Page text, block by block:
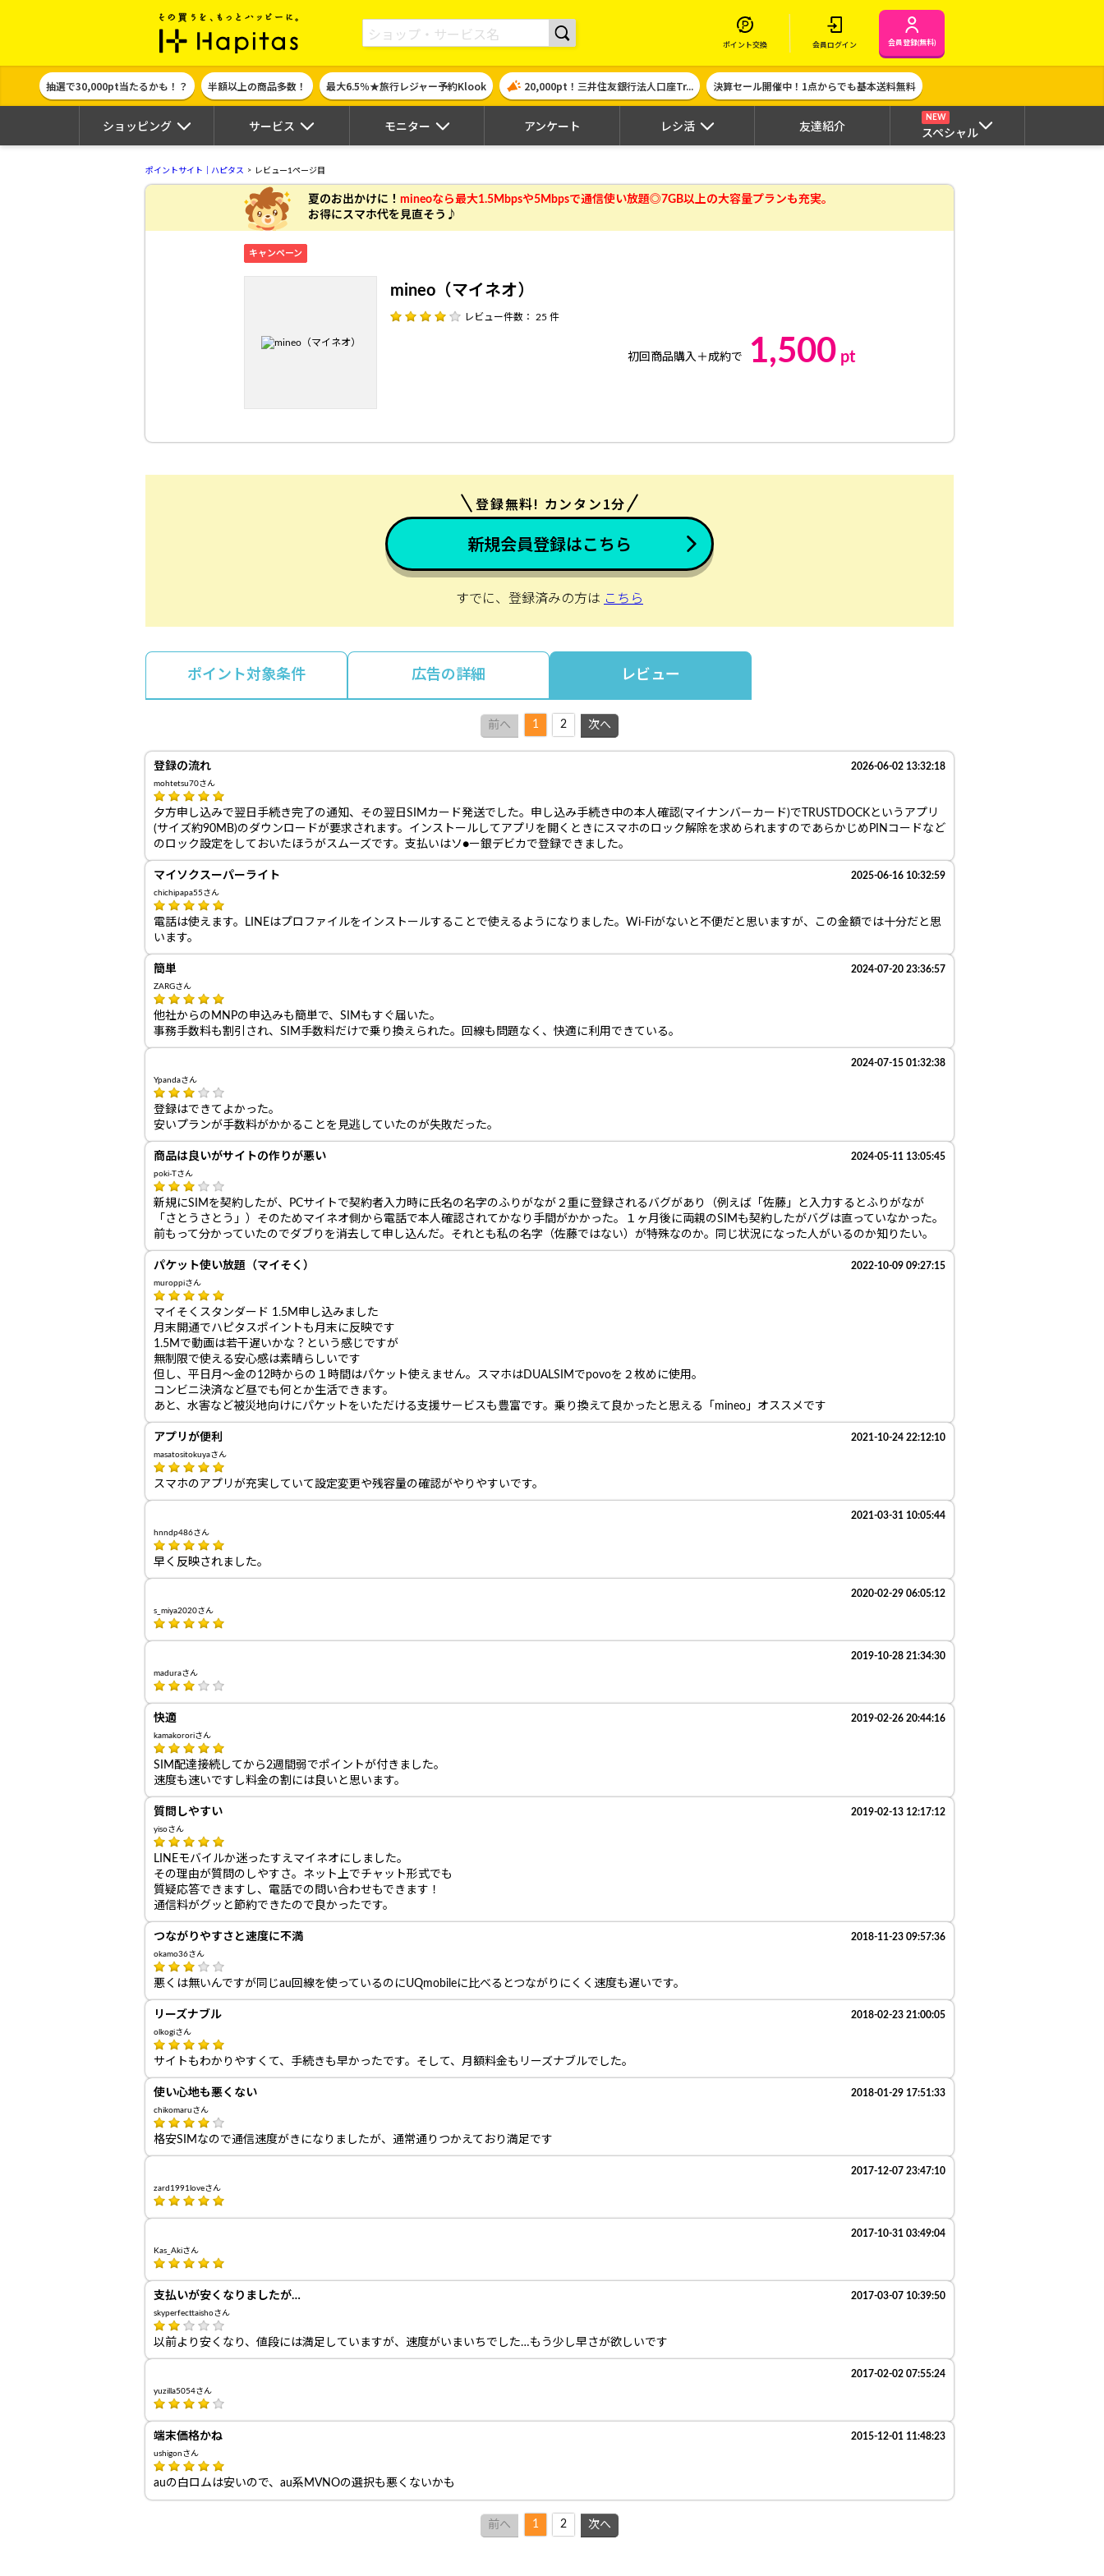
ポイント貯めて現金やギフト券に交換できるポイントサイト | ハピタス
ポイント交換 会員ログイン 会員登録(無料)
抽選で30,000pt当たるかも！？ 半額以上の商品多数！ 最大6.5％★旅行レジャー予約Klook 20,000pt！三井住友銀行法人口座Tr... 決算セール開催中！1点からでも基本送料無料
ショッピング サービス モニター アンケート レシ活 友達紹介
NEW
スペシャル
ポイントサイト｜ハピタス レビュー1ページ目
夏のお出かけに！ mineoなら最大1.5Mbpsや5Mbpsで通信使い放題◎7GB以上の大容量プランも充実。
お得にスマホ代を見直そう♪
キャンペーン
mineo（マイネオ）
レビュー件数： 25 件
初回商品購入＋成約で 1,500 pt
登録無料! カンタン1分
新規会員登録はこちら
すでに、登録済みの方は こちら
ポイント対象条件 広告の詳細 レビュー
前へ 1 2 次へ
登録の流れ 2026-06-02 13:32:18
mohtetsu70さん
夕方申し込みで翌日手続き完了の通知、その翌日SIMカード発送でした。申し込み手続き中の本人確認(マイナンバーカード)でTRUSTDOCKというアプリ
(サイズ約90MB)のダウンロードが要求されます。インストールしてアプリを開くときにスマホのロック解除を求められますのであらかじめPINコードなど
のロック設定をしておいたほうがスムーズです。支払いはソ●ー銀デビカで登録できました。
マイソクスーパーライト 2025-06-16 10:32:59
chichipapa55さん
電話は使えます。LINEはプロファイルをインストールすることで使えるようになりました。Wi-Fiがないと不便だと思いますが、この金額では十分だと思
います。
簡単 2024-07-20 23:36:57
ZARGさん
他社からのMNPの申込みも簡単で、SIMもすぐ届いた。
事務手数料も割引され、SIM手数料だけで乗り換えられた。回線も問題なく、快適に利用できている。
2024-07-15 01:32:38
Ypandaさん
登録はできてよかった。
安いプランが手数料がかかることを見逃していたのが失敗だった。
商品は良いがサイトの作りが悪い 2024-05-11 13:05:45
poki-Tさん
新規にSIMを契約したが、PCサイトで契約者入力時に氏名の名字のふりがなが２重に登録されるバグがあり（例えば「佐藤」と入力するとふりがなが
「さとうさとう」）そのためマイネオ側から電話で本人確認されてかなり手間がかかった。１ヶ月後に両親のSIMも契約したがバグは直っていなかった。
前もって分かっていたのでダブりを消去して申し込んだ。それとも私の名字（佐藤ではない）が特殊なのか。同じ状況になった人がいるのか知りたい。
パケット使い放題（マイそく） 2022-10-09 09:27:15
muroppiさん
マイそくスタンダード 1.5M申し込みました
月末開通でハピタスポイントも月末に反映です
1.5Mで動画は若干遅いかな？という感じですが
無制限で使える安心感は素晴らしいです
但し、平日月～金の12時からの１時間はパケット使えません。スマホはDUALSIMでpovoを２枚めに使用。
コンビニ決済など昼でも何とか生活できます。
あと、水害など被災地向けにパケットをいただける支援サービスも豊富です。乗り換えて良かったと思える「mineo」オススメです
アプリが便利 2021-10-24 22:12:10
masatositokuyaさん
スマホのアプリが充実していて設定変更や残容量の確認がやりやすいです。
2021-03-31 10:05:44
hnndp486さん
早く反映されました。
2020-02-29 06:05:12
s_miya2020さん
2019-10-28 21:34:30
maduraさん
快適 2019-02-26 20:44:16
kamakororiさん
SIM配達接続してから2週間弱でポイントが付きました。
速度も速いですし料金の割には良いと思います。
質問しやすい 2019-02-13 12:17:12
yisoさん
LINEモバイルか迷ったすえマイネオにしました。
その理由が質問のしやすさ。ネット上でチャット形式でも
質疑応答できますし、電話での問い合わせもできます！
通信料がグッと節約できたので良かったです。
つながりやすさと速度に不満 2018-11-23 09:57:36
okamo36さん
悪くは無いんですが同じau回線を使っているのにUQmobileに比べるとつながりにくく速度も遅いです。
リーズナブル 2018-02-23 21:00:05
olkogiさん
サイトもわかりやすくて、手続きも早かったです。そして、月額料金もリーズナブルでした。
使い心地も悪くない 2018-01-29 17:51:33
chikomaruさん
格安SIMなので通信速度がきになりましたが、通常通りつかえており満足です
2017-12-07 23:47:10
zard1991loveさん
2017-10-31 03:49:04
Kas_Akiさん
支払いが安くなりましたが… 2017-03-07 10:39:50
skyperfecttaishoさん
以前より安くなり、値段には満足していますが、速度がいまいちでした…もう少し早さが欲しいです
2017-02-02 07:55:24
yuzilla5054さん
端末価格かね 2015-12-01 11:48:23
ushigonさん
auの白ロムは安いので、au系MVNOの選択も悪くないかも
前へ 1 2 次へ